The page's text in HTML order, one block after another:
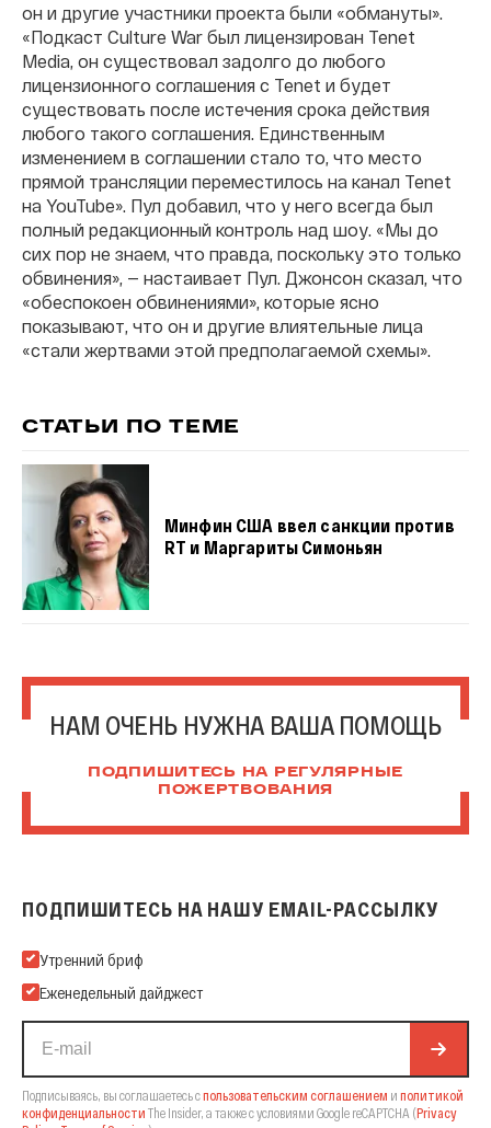
он и другие участники проекта были «обмануты».
«Подкаст Culture War был лицензирован Tenet
Media, он существовал задолго до любого
лицензионного соглашения с Tenet и будет
существовать после истечения срока действия
любого такого соглашения. Единственным
изменением в соглашении стало то, что место
прямой трансляции переместилось на канал Tenet
на YouTube». Пул добавил, что у него всегда был
полный редакционный контроль над шоу. «Мы до
сих пор не знаем, что правда, поскольку это только
обвинения», — настаивает Пул. Джонсон сказал, что
«обеспокоен обвинениями», которые ясно
показывают, что он и другие влиятельные лица
«стали жертвами этой предполагаемой схемы».
СТАТЬИ ПО ТЕМЕ
Минфин США ввел санкции против
RT и Маргариты Симоньян
НАМ ОЧЕНЬ НУЖНА ВАША ПОМОЩЬ
ПОДПИШИТЕСЬ НА РЕГУЛЯРНЫЕ
ПОЖЕРТВОВАНИЯ
ПОДПИШИТЕСЬ НА НАШУ EMAIL-РАССЫЛКУ
Подпишитесь на нашу Email-рассылку
Утренний бриф
Еженедельный дайджест
Подписываясь, вы соглашаетесь спользовательским соглашением и политикой
конфиденциальности The Insider, а также с условиями Google reCAPTCHA (Privacy